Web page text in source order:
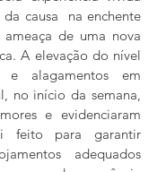
causa  na enchente
de uma nova
A elevação do nível
alagamentos em
no início da semana,
e evidenciaram
feito para garantir
adequados